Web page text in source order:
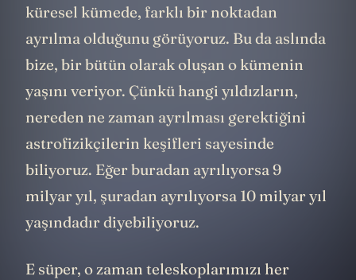
küresel kümede, farklı bir noktadan
ayrılma olduğunu görüyoruz. Bu da aslında
bize, bir bütün olarak oluşan o kümenin
yaşını veriyor. Çünkü hangi yıldızların,
nereden ne zaman ayrılması gerektiğini
astrofizikçilerin keşifleri sayesinde
biliyoruz. Eğer buradan ayrılıyorsa 9
milyar yıl, şuradan ayrılıyorsa 10 milyar yıl
yaşındadır diyebiliyoruz.
E süper, o zaman teleskoplarımızı her